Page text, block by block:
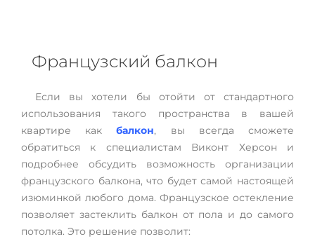
Французский балкон
Если вы хотели бы отойти от стандартного
использования такого пространства в вашей
квартире какбалкон, вы всегда сможете
обратиться к специалистам Виконт Херсон и
подробнее обсудить возможность организации
французского балкона, что будет самой настоящей
изюминкой любого дома. Французское остекление
позволяет застеклить балкон от пола и до самого
потолка. Это решение позволит: